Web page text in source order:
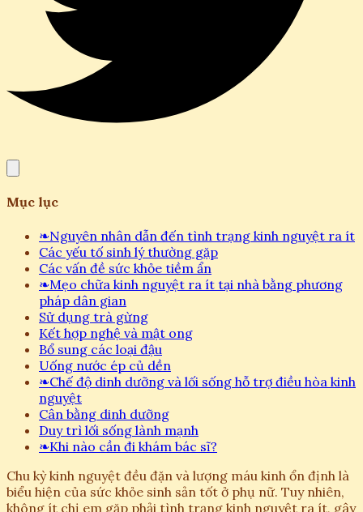
Mục lục
❧Nguyên nhân dẫn đến tình trạng kinh nguyệt ra ít
Các yếu tố sinh lý thường gặp
Các vấn đề sức khỏe tiềm ẩn
❧Mẹo chữa kinh nguyệt ra ít tại nhà bằng phương
pháp dân gian
Sử dụng trà gừng
Kết hợp nghệ và mật ong
Bổ sung các loại đậu
Uống nước ép củ dền
❧Chế độ dinh dưỡng và lối sống hỗ trợ điều hòa kinh
nguyệt
Cân bằng dinh dưỡng
Duy trì lối sống lành mạnh
❧Khi nào cần đi khám bác sĩ?
Chu kỳ kinh nguyệt đều đặn và lượng máu kinh ổn định là
biểu hiện của sức khỏe sinh sản tốt ở phụ nữ. Tuy nhiên,
không ít chị em gặp phải tình trạng kinh nguyệt ra ít, gây